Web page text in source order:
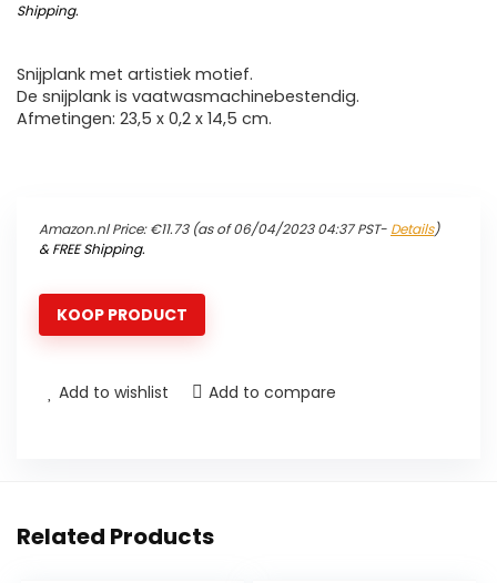
Shipping.
Snijplank met artistiek motief.
De snijplank is vaatwasmachinebestendig.
Afmetingen: 23,5 x 0,2 x 14,5 cm.
Amazon.nl Price:€11.73(as of 06/04/2023 04:37 PST- Details)
&FREE Shipping.
KOOP PRODUCT
Add to wishlist Add to compare
Related Products